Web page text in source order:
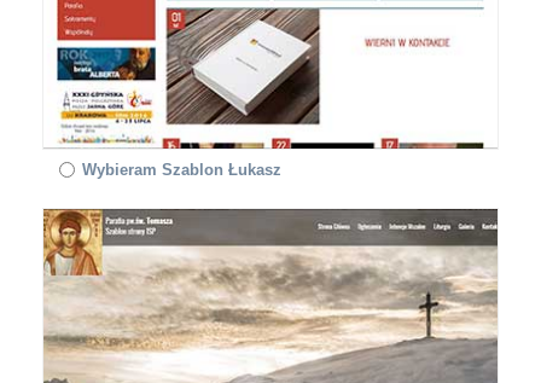
Wybieram Szablon Łukasz